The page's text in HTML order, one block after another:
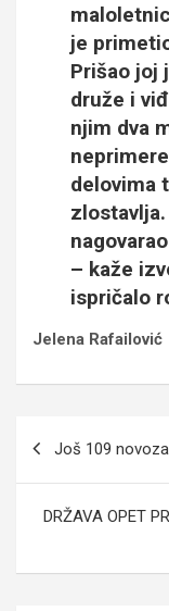
je
Prišao joj
druže i
njim dva
delovima
– kaže
ispričalo
Jelena Rafailović
Još 109
DRŽAVA OPET